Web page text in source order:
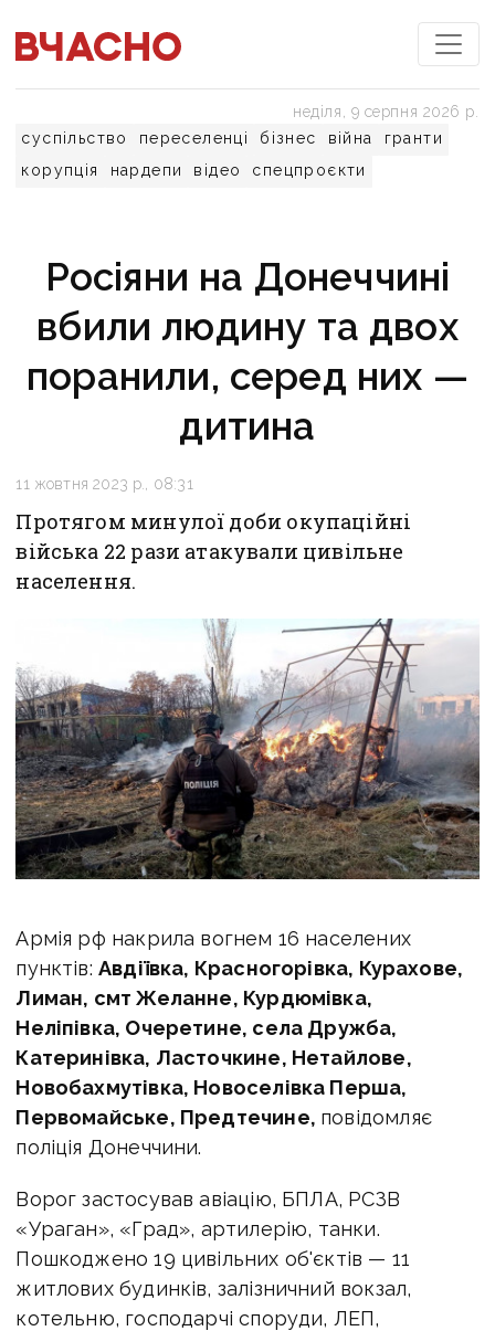
суспільство переселенці бізнес війна
гранти
корупція
нардепи відео спецпроєкти
неділя, 9 серпня 2026 р.
Росіяни на Донеччині
вбили людину та двох
поранили, серед них —
дитина
11 жовтня 2023 р., 08:31
Протягом минулої доби окупаційні
війська 22 рази атакували цивільне
населення.
Армія рф накрила вогнем 16 населених
пунктів:Авдіївка, Красногорівка, Курахове,
Лиман, смт Желанне, Курдюмівка,
Неліпівка, Очеретине, села Дружба,
Катеринівка, Ласточкине, Нетайлове,
Новобахмутівка, Новоселівка Перша,
Первомайське, Предтечине, повідомляє
поліція Донеччини.
Ворог застосував авіацію, БПЛА, РСЗВ
«Ураган», «Град», артилерію, танки.
Пошкоджено 19 цивільних об'єктів — 11
житлових будинків, залізничний вокзал,
котельню, господарчі споруди, ЛЕП,